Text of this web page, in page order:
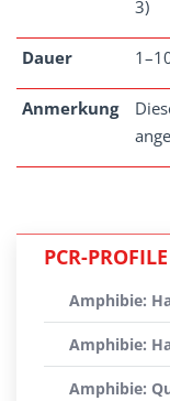
3)
Dauer
Anmerkung
PCR-PROFILE
Amphibie:
Amphibie:
Amphibie: